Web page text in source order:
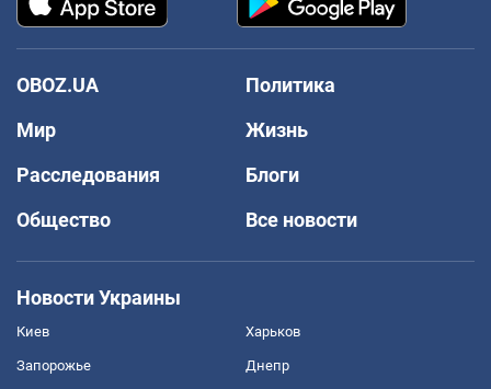
OBOZ.UA
Политика
Мир
Жизнь
Расследования
Блоги
Общество
Все новости
Новости Украины
Киев Харьков
Запорожье Днепр